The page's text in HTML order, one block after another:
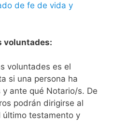
de fe de vida y
voluntades:
voluntades es el
si una persona ha
ante qué Notario/s. De
podrán dirigirse al
testamento y